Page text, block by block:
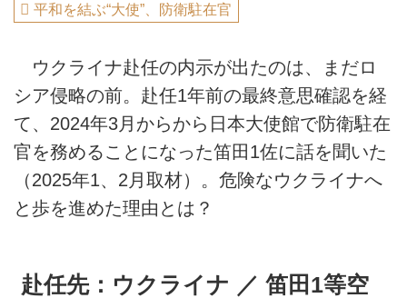
平和を結ぶ“大使”、防衛駐在官
ウクライナ赴任の内示が出たのは、まだロ
シア侵略の前。赴任1年前の最終意思確認を経
て、2024年3月からから日本大使館で防衛駐在
官を務めることになった笛田1佐に話を聞いた
（2025年1、2月取材）。危険なウクライナへ
と歩を進めた理由とは？
赴任先：ウクライナ ／ 笛田1等空